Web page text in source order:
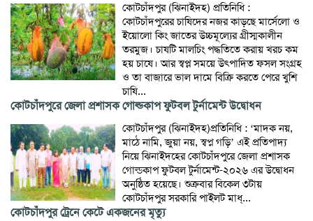
কোটচাঁদপুর (ঝিনাইদহ) প্রতিনিধি :
কোটচাঁদপুরের চাষিদের নজর কাড়ছে মার্সেলো ও
ইয়োলো কিং জাতের উচ্চমূল্যের গ্রীস্মকালীন
তরমুজ। চাষটি মালচিং পদ্ধতিতে করায় খরচ কম
হয় চাষে। আর স্বপ্ল সময়ে উৎপাদিত ফসল সংগ্রহ
ও তা বাজারে ভাল দামে বিক্রি করতে পেরে খুশি
চাষি...
কোটচাঁদপুরে জেলা প্রশাসক গোল্ডকাপ ফুটবল টুর্নামেন্ট উদ্বোধন
কোটচাঁদপুর (ঝিনাইদহ)প্রতিনিধি : ‘মাদক নয়,
মাঠে নামি, জুয়া নয়, স্বপ্ন গড়ি’ এই প্রতিপাদ্য
নিয়ে ঝিনাইদহের কোটচাঁদপুরে জেলা প্রশাসক
গোল্ডকাপ ফুটবল টুর্নামেন্ট-২০২৬ এর উদ্বোধন
অনুষ্ঠিত হয়েছে। শুক্রবার বিকেল ৩টায়
কোটচাঁদপুর সরকারি পাইলট মাধ্...
কোটচাঁদপুর ট্রেনে কেটে একজনের মৃত্যু